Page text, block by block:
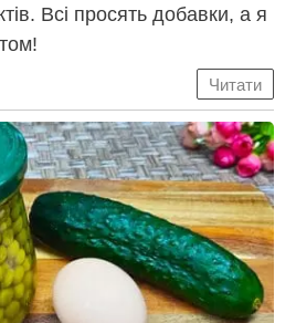
Всі просять добавки, а я
Читати